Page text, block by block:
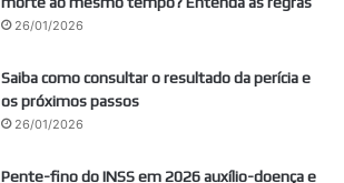
26/01/2026
Saiba como consultar o resultado da perícia e
os próximos passos
26/01/2026
Pente-fino do INSS em 2026 auxílio-doença e